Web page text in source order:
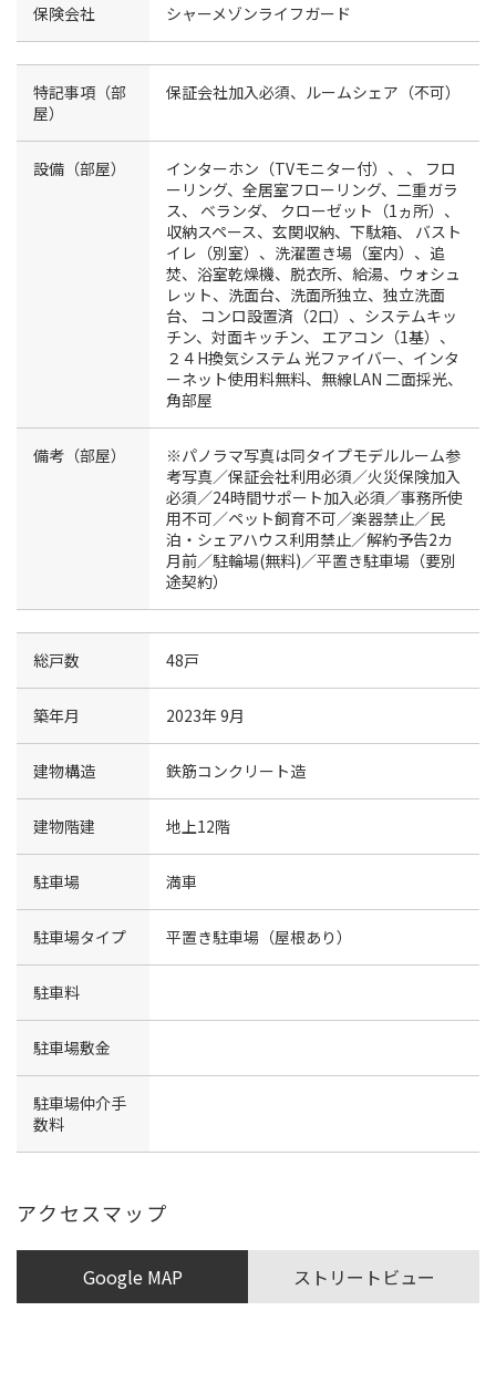
保険会社 シャーメゾンライフガード
特記事項（部
屋）
保証会社加入必須、ルームシェア（不可）
設備（部屋） インターホン（TVモニター付）、 、 フロ
ーリング、全居室フローリング、二重ガラ
ス、 ベランダ、 クローゼット（1ヵ所）、
収納スペース、玄関収納、下駄箱、 バスト
イレ（別室）、洗濯置き場（室内）、追
焚、浴室乾燥機、脱衣所、給湯、ウォシュ
レット、洗面台、洗面所独立、独立洗面
台、 コンロ設置済（2口）、システムキッ
チン、対面キッチン、 エアコン（1基）、
２４H換気システム 光ファイバー、インタ
ーネット使用料無料、無線LAN 二面採光、
角部屋
備考（部屋）
※パノラマ写真は同タイプモデルルーム参
考写真／保証会社利用必須／火災保険加入
必須／24時間サポート加入必須／事務所使
用不可／ペット飼育不可／楽器禁止／民
泊・シェアハウス利用禁止／解約予告2カ
月前／駐輪場(無料)／平置き駐車場（要別
途契約）
総戸数 48戸
築年月 2023年 9月
建物構造 鉄筋コンクリート造
建物階建 地上12階
駐車場 満車
駐車場タイプ 平置き駐車場（屋根あり）
駐車料
駐車場敷金
駐車場仲介手
数料
アクセスマップ
Google MAP ストリートビュー